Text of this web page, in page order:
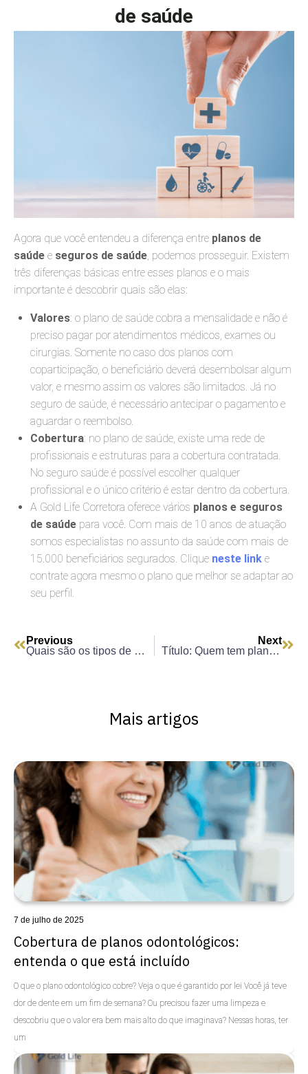
de saúde
Agora que você entendeu a diferença entre planos de
saúde e seguros de saúde , podemos prosseguir. Existem
três diferenças básicas entre esses planos e o mais
importante é descobrir quais são elas:
Valores: o plano de saúde cobra a mensalidade e não é
preciso pagar por atendimentos médicos, exames ou
cirurgias. Somente no caso dos planos com
coparticipação, o beneficiário deverá desembolsar algum
valor, e mesmo assim os valores são limitados. Já no
seguro de saúde, é necessário antecipar o pagamento e
aguardar o reembolso.
Cobertura: no plano de saúde, existe uma rede de
profissionais e estruturas para a cobertura contratada.
No seguro saúde é possível escolher qualquer
profissional e o único critério é estar dentro da cobertura.
A Gold Life Corretora oferece vários planos e seguros
de saúde para você. Com mais de 10 anos de atuação
somos especialistas no assunto da saúde com mais de
15.000 beneficiários segurados. Clique neste link e
contrate agora mesmo o plano que melhor se adaptar ao
seu perfil.
Previous
Quais são os tipos de plano de saúde?
Next
Título: Quem tem plano de saúde pode usar o SUS?
Mais artigos
Cobertura de planos odontológicos:
entenda o que está incluído
O que o plano odontológico cobre? Veja o que é garantido por lei Você já teve
dor de dente em um fim de semana? Ou precisou fazer uma limpeza e
descobriu que o valor era bem mais alto do que imaginava? Nessas horas, ter
um
7 de julho de 2025